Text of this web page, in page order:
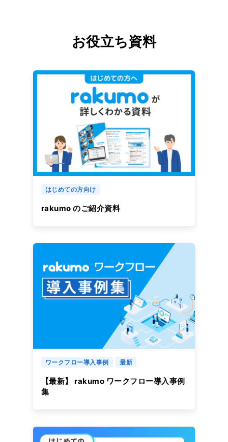
お役立ち資料
はじめての方向け
rakumo のご紹介資料
ワークフロー導入事例 最新
【最新】 rakumo ワークフロー導入事例
集